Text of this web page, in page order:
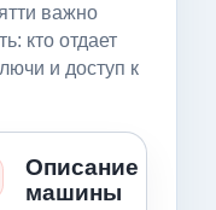
важно
кто отдает
и доступ к
Описание
машины